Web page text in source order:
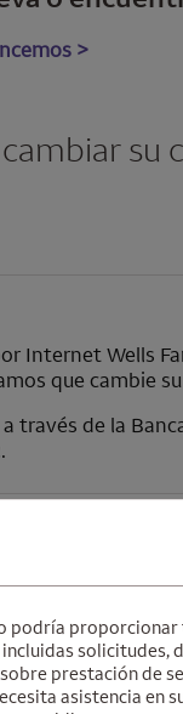
>
su
InternetWells
que cambie
través de la
.
especiales (@,
podría
solicitudes,
prestación de
asistencia en